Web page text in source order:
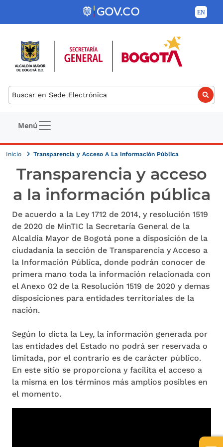
Pasar al contenido principal
Buscar
Navegación principal
Menú
Inicio Transparencia y Acceso A La Información Pública
Transparencia y acceso
a la información pública
De acuerdo a la Ley 1712 de 2014, y resolución 1519
de 2020 de MinTIC la Secretaría General de la
Alcaldía Mayor de Bogotá pone a disposición de la
ciudadanía la sección de Transparencia y Acceso a
la Información Pública, donde podrán conocer de
primera mano toda la información relacionada con
el Anexo 02 de la Resolución 1519 de 2020 y demas
disposiciones para entidades territoriales de la
nación.
Según lo dicta la Ley, la información generada por
las entidades del Estado no podrá ser reservada o
limitada, por el contrario es de carácter público.
En este sitio se proporciona y facilita el acceso a
la misma en los términos más amplios posibles en
el momento.